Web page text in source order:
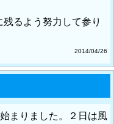
るよう努力して参り
2014/04/26
まりました。２日は風